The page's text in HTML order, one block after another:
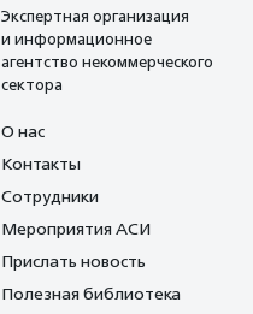
Экспертная организация
и информационное
агентство некоммерческого
сектора
О нас
Контакты
Сотрудники
Мероприятия АСИ
Прислать новость
Полезная библиотека